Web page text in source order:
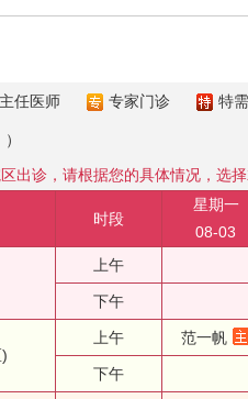
任医师 专家门诊 特
出诊，请根据您的具体情况，选
时段
星期一
08-03
上午
下午
上午 范一帆
下午